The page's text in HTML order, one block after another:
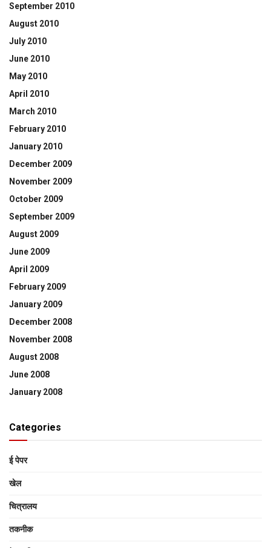
September 2010
August 2010
July 2010
June 2010
May 2010
April 2010
March 2010
February 2010
January 2010
December 2009
November 2009
October 2009
September 2009
August 2009
June 2009
April 2009
February 2009
January 2009
December 2008
November 2008
August 2008
June 2008
January 2008
Categories
ई पेपर
खेल
चित्रालय
तकनीक